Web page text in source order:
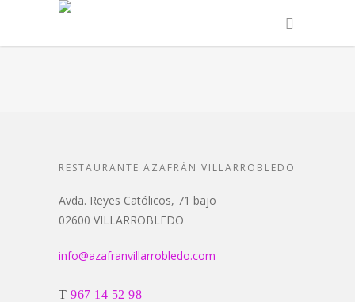
RESTAURANTE AZAFRÁN VILLARROBLEDO
Avda. Reyes Católicos, 71 bajo
02600 VILLARROBLEDO
info@azafranvillarrobledo.com
T 967 14 52 98